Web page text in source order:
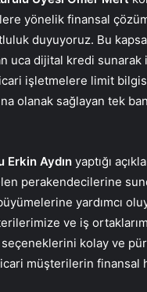
yönelik finansal
duyuyoruz. Bu
dijital kredi sunarak
işletmelere limit
olanak sağlayan tek
Erkin Aydın yaptığı
perakendecilerine
yardımcı
ve iş
kolay ve
müşterilerin finansal